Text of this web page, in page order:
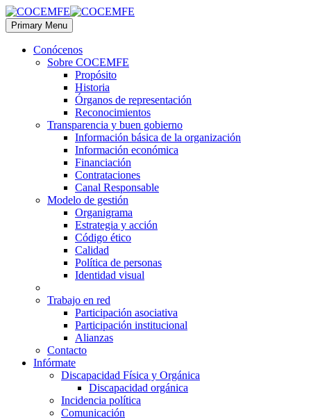
Primary Menu
Conócenos
Sobre COCEMFE
Propósito
Historia
Órganos de representación
Reconocimientos
Transparencia y buen gobierno
Información básica de la organización
Información económica
Financiación
Contrataciones
Canal Responsable
Modelo de gestión
Organigrama
Estrategia y acción
Código ético
Calidad
Política de personas
Identidad visual
Trabajo en red
Participación asociativa
Participación institucional
Alianzas
Contacto
Infórmate
Discapacidad Física y Orgánica
Discapacidad orgánica
Incidencia política
Comunicación